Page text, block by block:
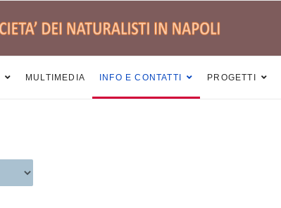
MULTIMEDIA INFO E CONTATTI PROGETTI